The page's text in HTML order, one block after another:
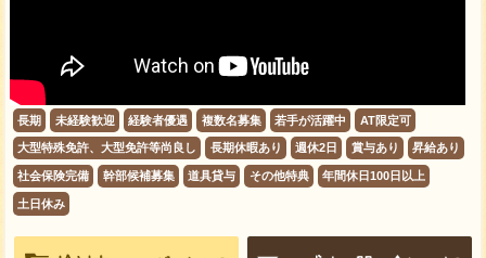
長期 未経験歓迎 経験者優遇 複数名募集 若手が活躍中 AT限定可
大型特殊免許、大型免許等尚良し 長期休暇あり 週休2日 賞与あり 昇給あり
社会保険完備 幹部候補募集 道具貸与 その他特典 年間休日100日以上
土日休み